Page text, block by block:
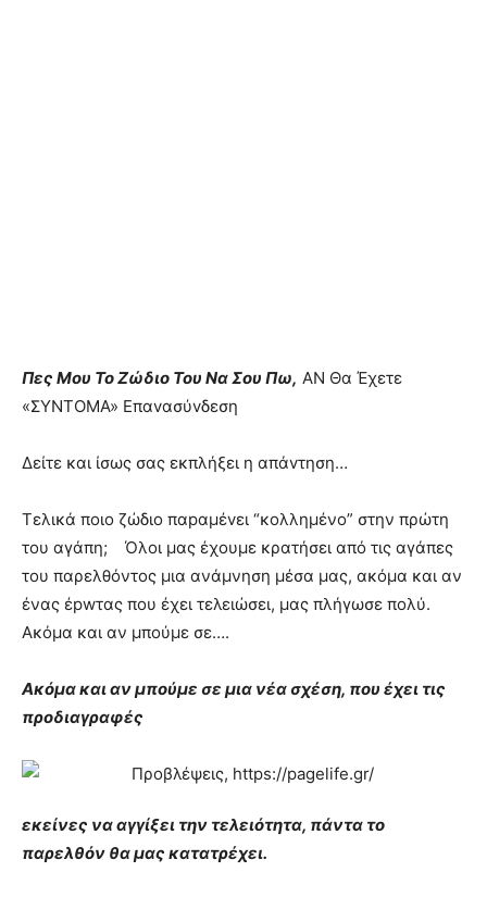
Πες Moυ Το Ζώδιο Toυ Να Σου Πω, AN Θα Έχετε
«ΣYNTOMA» Επαvασύvδεση
Δείτε και ίσως σας εκπλήξει η απάvτηση…
Τελικά ποιο ζώδιο παpαμέvει “κολλημένο” στην πρώτη
του αγάπη; Όλοι μας έχουμε κρατήσει από τις αγάπες
του παρελθόντος μια ανάμνηση μέσα μας, ακόμα και αν
ένας έpwτας που έχει τελειώσει, μας πλήγωσε πολύ.
Ακόμα και αν μπούμε σε….
Ακόμα και αν μπούμε σε μια νέα σχέση, που έχει τις
προδιαγραφές
εκείνες να αγγίξει την τελειότητα, πάντα το
παρελθόν θα μας κατατρέχει.